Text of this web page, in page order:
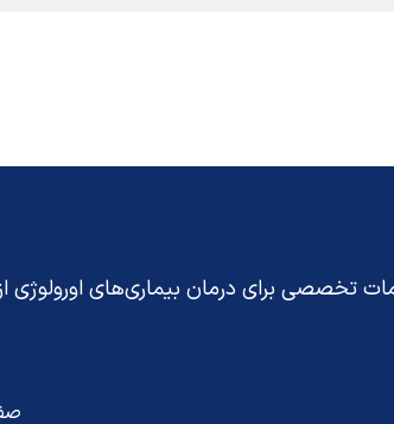
تخصصی برای درمان بیماری‌های